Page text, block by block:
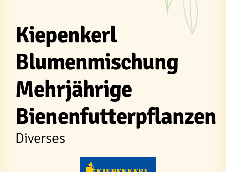
Kiepenkerl
Blumenmischung
Mehrjährige
Bienenfutterpflanzen
Diverses